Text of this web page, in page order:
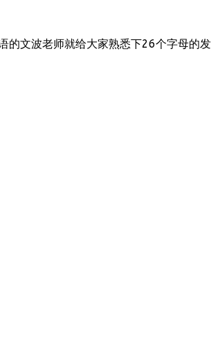
文波老师就给大家熟悉下26个字母的发